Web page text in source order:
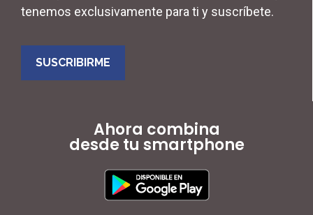
tenemos exclusivamente para ti y suscríbete.
SUSCRIBIRME
Ahora combina
desde tu smartphone